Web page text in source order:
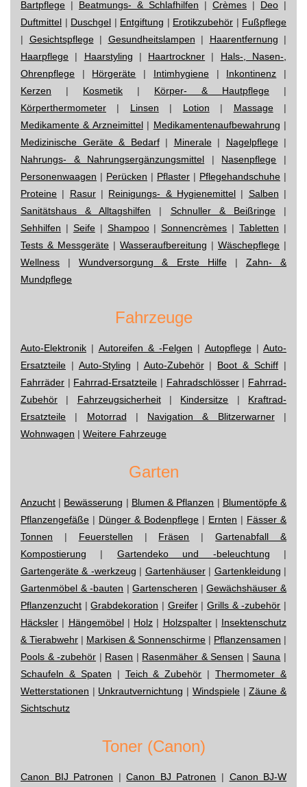
Bartpflege | Beatmungs- & Schlafhilfen | Crèmes | Deo |
Duftmittel | Duschgel | Entgiftung | Erotikzubehör | Fußpflege
| Gesichtspflege| Gesundheitslampen | Haarentfernung |
Haarpflege | Haarstyling | Haartrockner | Hals-, Nasen-,
Ohrenpflege | Hörgeräte | Intimhygiene| Inkontinenz |
Kerzen | Kosmetik | Körper- & Hautpflege |
Körperthermometer | Linsen | Lotion | Massage|
Medikamente & Arzneimittel| Medikamentenaufbewahrung |
Medizinische Geräte & Bedarf| Minerale| Nagelpflege|
Nahrungs- & Nahrungsergänzungsmittel | Nasenpflege |
Personenwaagen | Perücken | Pflaster | Pflegehandschuhe |
Proteine | Rasur| Reinigungs- & Hygienemittel | Salben |
Sanitätshaus & Alltagshilfen | Schnuller & Beißringe|
Sehhilfen | Seife| Shampoo|Sonnencrèmes |Tabletten |
Tests & Messgeräte | Wasseraufbereitung | Wäschepflege |
Wellness |Wundversorgung & Erste Hilfe| Zahn- &
Mundpflege
Fahrzeuge
Auto-Elektronik | Autoreifen & -Felgen | Autopflege| Auto-
Ersatzteile | Auto-Styling | Auto-Zubehör| Boot & Schiff |
Fahrräder | Fahrrad-Ersatzteile | Fahradschlösser| Fahrrad-
Zubehör | Fahrzeugsicherheit| Kindersitze | Kraftrad-
Ersatzteile | Motorrad | Navigation & Blitzerwarner|
Wohnwagen | Weitere Fahrzeuge
Garten
Anzucht | Bewässerung | Blumen & Pflanzen | Blumentöpfe &
Pflanzengefäße | Dünger & Bodenpflege | Ernten | Fässer &
Tonnen | Feuerstellen | Fräsen |Gartenabfall &
Kompostierung | Gartendeko und -beleuchtung |
Gartengeräte & -werkzeug | Gartenhäuser| Gartenkleidung |
Gartenmöbel & -bauten |Gartenscheren |Gewächshäuser &
Pflanzenzucht |Grabdekoration | Greifer|Grills & -zubehör |
Häcksler | Hängemöbel| Holz | Holzspalter| Insektenschutz
& Tierabwehr | Markisen & Sonnenschirme | Pflanzensamen |
Pools & -zubehör | Rasen | Rasenmäher & Sensen |Sauna |
Schaufeln & Spaten | Teich & Zubehör |Thermometer &
Wetterstationen | Unkrautvernichtung | Windspiele|Zäune &
Sichtschutz
Toner (Canon)
Canon BIJ Patronen |Canon BJ Patronen | Canon BJ-W